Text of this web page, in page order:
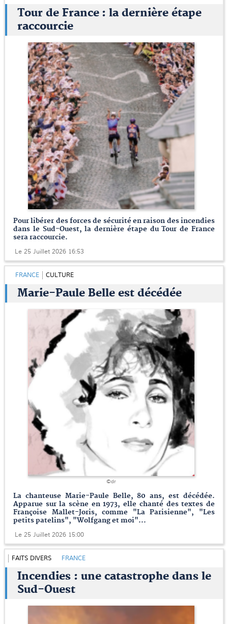
Tour de France : la dernière étape
raccourcie
Pour libérer des forces de sécurité en raison des incendies
dans le Sud-Ouest, la dernière étape du Tour de France
sera raccourcie.
Le 25 Juillet 2026 16:53
FRANCE CULTURE
Marie-Paule Belle est décédée
©dr
La chanteuse Marie-Paule Belle, 80 ans, est décédée.
Apparue sur la scène en 1973, elle chanté des textes de
Françoise Mallet-Joris, comme "La Parisienne", "Les
petits patelins", "Wolfgang et moi"...
Le 25 Juillet 2026 15:00
FAITS DIVERS FRANCE
Incendies : une catastrophe dans le
Sud-Ouest